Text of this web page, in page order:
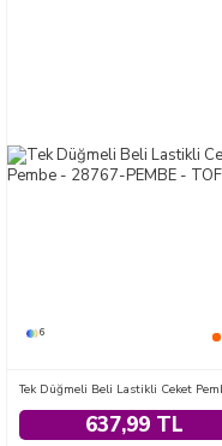
6
637,99 TL